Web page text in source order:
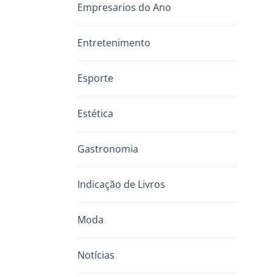
Empresarios do Ano
Entretenimento
Esporte
Estética
Gastronomia
Indicação de Livros
Moda
Notícias